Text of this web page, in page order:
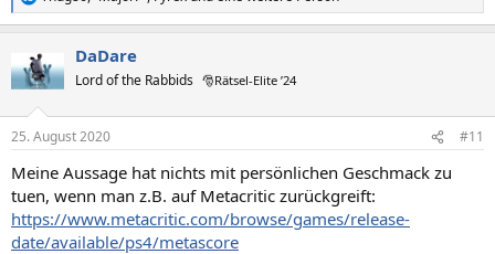
e
t
i
e
:
DaDare
Lord of the Rabbids 🎅Rätsel-Elite ’24
25. August 2020 #11
Meine Aussage hat nichts mit persönlichen Geschmack zu
tuen, wenn man z.B. auf Metacritic zurückgreift:
https://www.metacritic.com/browse/games/release-
date/available/ps4/metascore